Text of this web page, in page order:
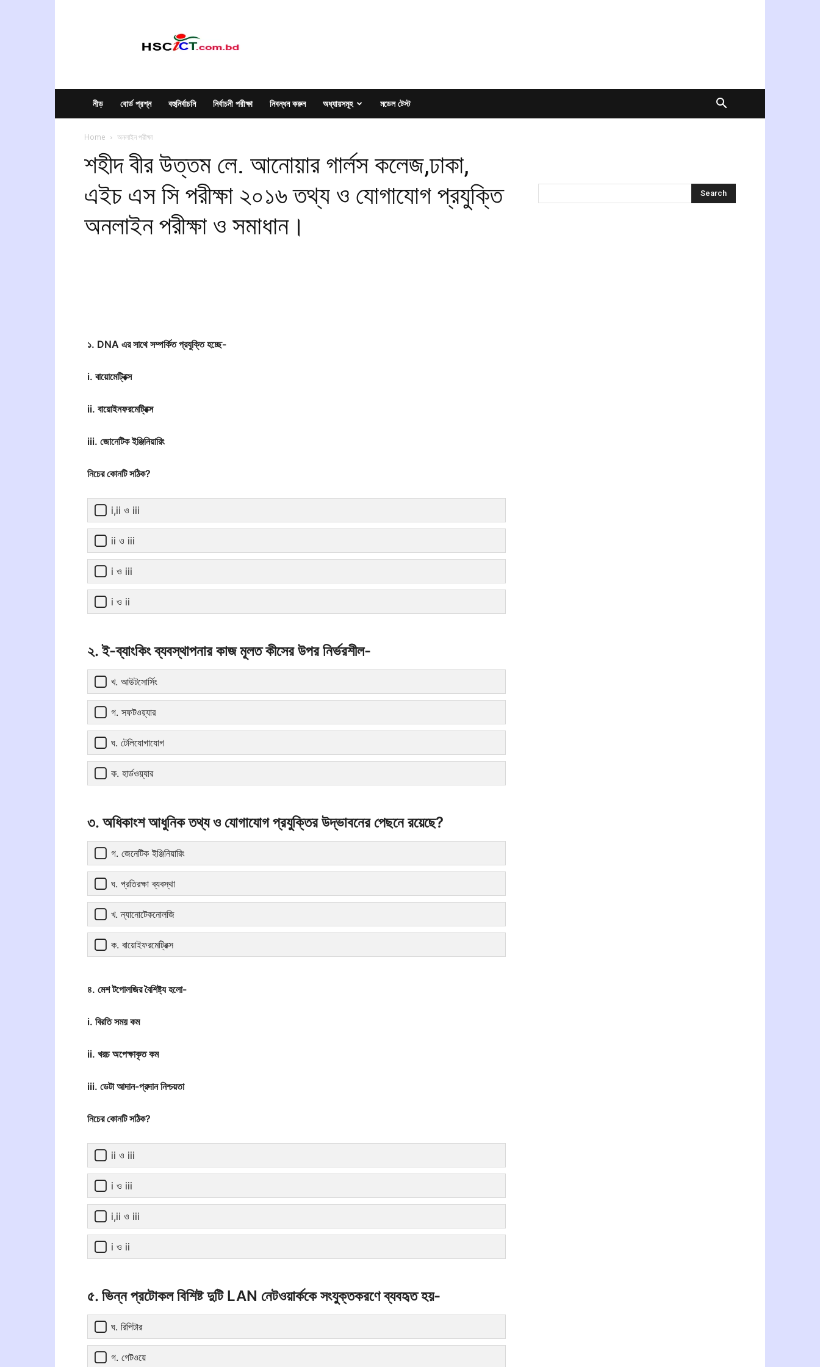
নীড় বোর্ড প্রশ্ন বহুনির্বাচনি নির্বাচনী পরীক্ষা নিবন্ধন করুন অধ্যায়সমূহ মডেল টেস্ট
Home অনলাইন পরীক্ষা
শহীদ বীর উত্তম লে. আনোয়ার গার্লস কলেজ,ঢাকা,
এইচ এস সি পরীক্ষা ২০১৬ তথ্য ও যোগাযোগ প্রযুক্তি
অনলাইন পরীক্ষা ও সমাধান।
১. DNA এর সাথে সম্পর্কিত প্রযুক্তি হচ্ছে-
i. বায়োমেট্রিক্স
ii. বায়োইনফরমেট্রিক্স
iii. জোনেটিক ইঞ্জিনিয়ারিং
নিচের কোনটি সঠিক?
i,ii ও iii
ii ও iii
i ও iii
i ও ii
২. ই-ব্যাংকিং ব্যবস্থাপনার কাজ মূলত কীসের উপর নির্ভরশীল-
খ. আউটসোর্সিং
গ. সফটওয়্যার
ঘ. টেলিযোগাযোগ
ক. হার্ডওয়্যার
৩. অধিকাংশ আধুনিক তথ্য ও যোগাযোগ প্রযুক্তির উদ্ভাবনের পেছনে রয়েছে?
গ. জেনেটিক ইঞ্জিনিয়ারিং
ঘ. প্রতিরক্ষা ব্যবস্থা
খ. ন্যানোটেকনোলজি
ক. বায়োইফরমেট্রিক্স
৪. মেশ টপোলজির বৈশিষ্ট্য হলো-
i. বিরতি সময় কম
ii. খরচ অপেক্ষাকৃত কম
iii. ডেটা আদান-প্রদান নিশ্চয়তা
নিচের কোনটি সঠিক?
ii ও iii
i ও iii
i,ii ও iii
i ও ii
৫. ভিন্ন প্রটোকল বিশিষ্ট দুটি LAN নেটওয়ার্ককে সংযুক্তকরণে ব্যবহৃত হয়-
ঘ. রিপিটার
গ. গেটওয়ে